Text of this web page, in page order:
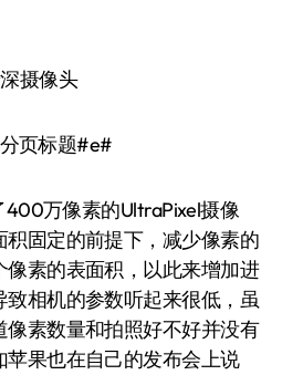
摄像头
页标题#e#
万像素的UltraPixel摄像
积固定的前提下，减少像素的
素的表面积，以此来增加进
相机的参数听起来很低，虽
素数量和拍照好不好并没有
果也在自己的发布会上说